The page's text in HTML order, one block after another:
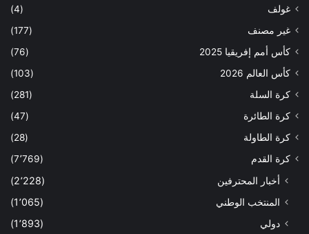
غولف
(4)
غير مصنف
(177)
كأس أمم إفريقيا 2025
(76)
كأس العالم 2026
(103)
كرة السلة
(281)
كرة الطائرة
(47)
كرة الطاولة
(28)
كرة القدم
(7٬769)
أخبار المحترفين
(2٬228)
المنتخب الوطني
(1٬065)
دولي
(1٬893)